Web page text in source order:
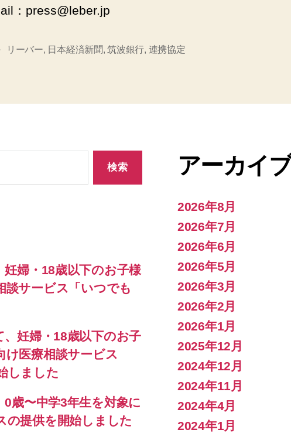
：press@leber.jp
リーバー, 日本経済新聞,筑波銀行, 連携協定
妊婦・18歳以下のお子様
談サービス「いつでも
、妊婦・18歳以下のお子
け医療相談サービス
しました
0歳〜中学3年生を対象に
の提供を開始しました
アーカイ
2026年8月
2026年7月
2026年6月
2026年5月
2026年3月
2026年2月
2026年1月
2025年12月
2024年12月
2024年11月
2024年4月
2024年1月